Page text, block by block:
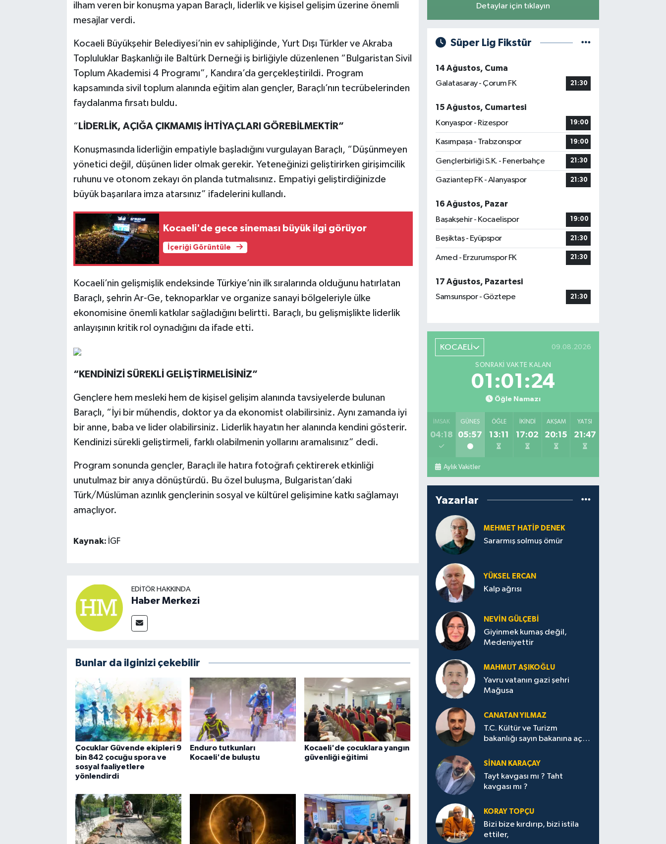
ilham veren bir konuşma yapan Baraçlı, liderlik ve kişisel gelişim üzerine önemli
mesajlar verdi.
Kocaeli Büyükşehir Belediyesi’nin ev sahipliğinde, Yurt Dışı Türkler ve Akraba
Topluluklar Başkanlığı ile Baltürk Derneği iş birliğiyle düzenlenen “Bulgaristan Sivil
Toplum Akademisi 4 Programı”, Kandıra’da gerçekleştirildi. Program
kapsamında sivil toplum alanında eğitim alan gençler, Baraçlı’nın tecrübelerinden
faydalanma fırsatı buldu.
“ LİDERLİK, AÇIĞA ÇIKMAMIŞ İHTİYAÇLARI GÖREBİLMEKTİR”
Konuşmasında liderliğin empatiyle başladığını vurgulayan Baraçlı, “Düşünmeyen
yönetici değil, düşünen lider olmak gerekir. Yeteneğinizi geliştirirken girişimcilik
ruhunu ve otonom zekayı ön planda tutmalısınız. Empatiyi geliştirdiğinizde
büyük başarılara imza atarsınız” ifadelerini kullandı.
Kocaeli'de gece sineması büyük ilgi görüyor
İçeriği Görüntüle
Kocaeli’nin gelişmişlik endeksinde Türkiye’nin ilk sıralarında olduğunu hatırlatan
Baraçlı, şehrin Ar-Ge, teknoparklar ve organize sanayi bölgeleriyle ülke
ekonomisine önemli katkılar sağladığını belirtti. Baraçlı, bu gelişmişlikte liderlik
anlayışının kritik rol oynadığını da ifade etti.
“KENDİNİZİ SÜREKLİ GELİŞTİRMELİSİNİZ”
Gençlere hem mesleki hem de kişisel gelişim alanında tavsiyelerde bulunan
Baraçlı, “İyi bir mühendis, doktor ya da ekonomist olabilirsiniz. Aynı zamanda iyi
bir anne, baba ve lider olabilirsiniz. Liderlik hayatın her alanında kendini gösterir.
Kendinizi sürekli geliştirmeli, farklı olabilmenin yollarını aramalısınız” dedi.
Program sonunda gençler, Baraçlı ile hatıra fotoğrafı çektirerek etkinliği
unutulmaz bir anıya dönüştürdü. Bu özel buluşma, Bulgaristan’daki
Türk/Müslüman azınlık gençlerinin sosyal ve kültürel gelişimine katkı sağlamayı
amaçlıyor.
Kaynak: İGF
EDITÖR HAKKINDA
Haber Merkezi
Bunlar da ilginizi çekebilir
Çocuklar Güvende ekipleri 9
bin 842 çocuğu spora ve
sosyal faaliyetlere
yönlendirdi
Enduro tutkunları
Kocaeli'de buluştu
Kocaeli'de çocuklara yangın
güvenliği eğitimi
Detaylar için tıklayın
Süper Lig Fikstür
14 Ağustos, Cuma
Galatasaray - Çorum FK
21:30
15 Ağustos, Cumartesi
Konyaspor - Rizespor
19:00
Kasımpaşa - Trabzonspor 19:00
Gençlerbirliği S.K. - Fenerbahçe 21:30
Gaziantep FK - Alanyaspor 21:30
16 Ağustos, Pazar
Başakşehir - Kocaelispor
19:00
Beşiktaş - Eyüpspor 21:30
Amed - Erzurumspor FK 21:30
17 Ağustos, Pazartesi
Samsunspor - Göztepe
21:30
KOCAELİ 09.08.2026
SONRAKI VAKTE KALAN
01:01:23
Öğle Namazı
İMSAK
04:18
GÜNEŞ
05:57
ÖĞLE
13:11
İKINDI
17:02
AKŞAM
20:15
YATSI
21:47
Aylık Vakitler
Yazarlar
MEHMET HATİP DENEK
Sararmış solmuş ömür
YÜKSEL ERCAN
Kalp ağrısı
NEVİN GÜLÇEBİ
Giyinmek kumaş değil,
Medeniyettir
MAHMUT AŞIKOĞLU
Yavru vatanın gazi şehri
Mağusa
CANATAN YILMAZ
T.C. Kültür ve Turizm
bakanlığı sayın bakanına açık
SİNAN KARAÇAY
Tayt kavgası mı ? Taht
kavgası mı ?
KORAY TOPÇU
Bizi bize kırdırıp, bizi istila
ettiler,